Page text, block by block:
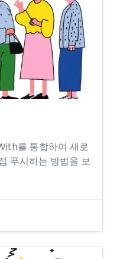
를 통합하여 새로
푸시하는 방법을 보